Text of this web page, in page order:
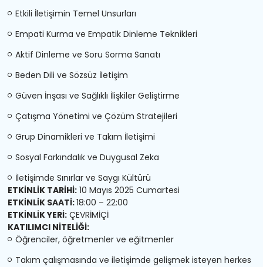
Etkili İletişimin Temel Unsurları
Empati Kurma ve Empatik Dinleme Teknikleri
Aktif Dinleme ve Soru Sorma Sanatı
Beden Dili ve Sözsüz İletişim
Güven İnşası ve Sağlıklı İlişkiler Geliştirme
Çatışma Yönetimi ve Çözüm Stratejileri
Grup Dinamikleri ve Takım İletişimi
Sosyal Farkındalık ve Duygusal Zeka
İletişimde Sınırlar ve Saygı Kültürü
ETKİNLİK TARİHİ: 10 Mayıs 2025 Cumartesi
ETKİNLİK SAATİ:18:00 – 22:00
ETKİNLİK YERİ: ÇEVRİMİÇİ
KATILIMCI NİTELİĞİ:
Öğrenciler, öğretmenler ve eğitmenler
Takım çalışmasında ve iletişimde gelişmek isteyen herkes